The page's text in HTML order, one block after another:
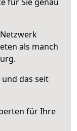
als manch
das seit
für Ihre